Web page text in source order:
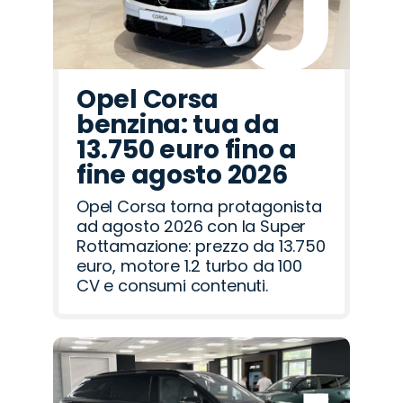
Opel Corsa
benzina: tua da
13.750 euro fino a
fine agosto 2026
Opel Corsa torna protagonista
ad agosto 2026 con la Super
Rottamazione: prezzo da 13.750
euro, motore 1.2 turbo da 100
CV e consumi contenuti.